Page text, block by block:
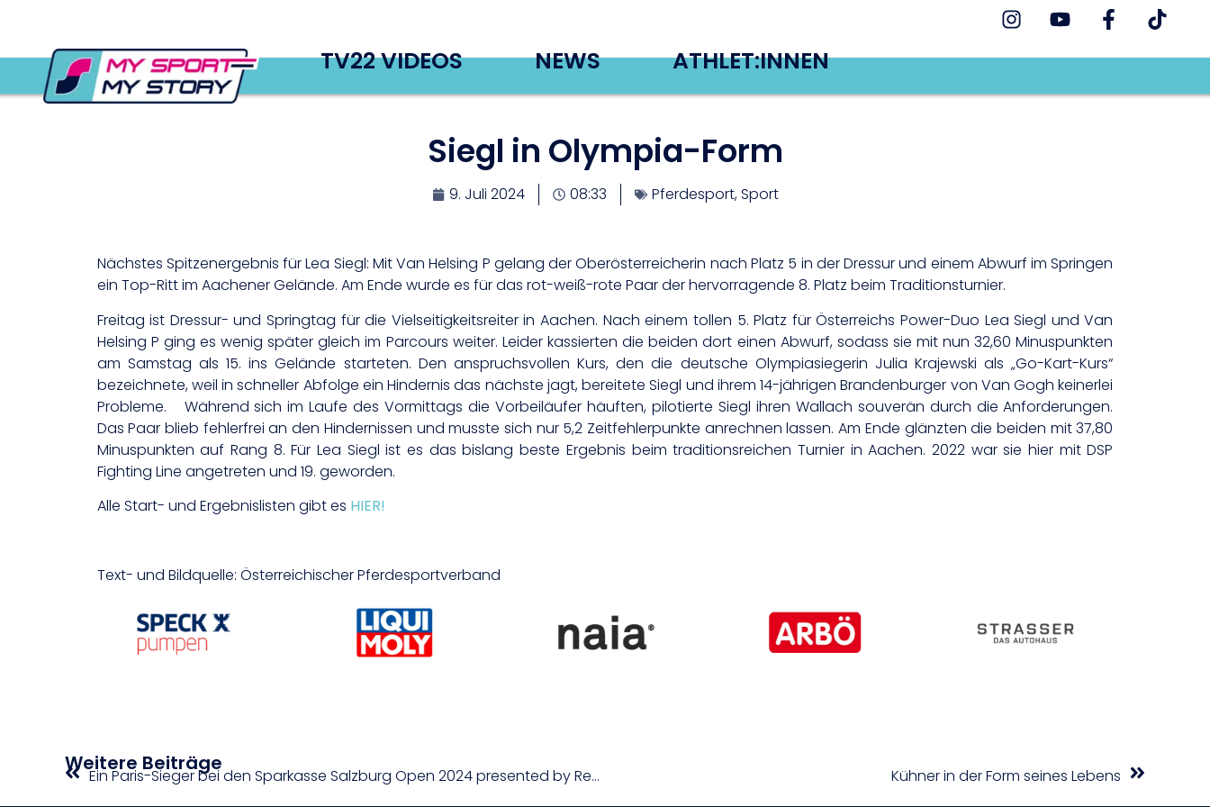
TV22 VIDEOS NEWS ATHLET:INNEN
Siegl in Olympia-Form
9. Juli 2024 08:33 Pferdesport,Sport
Nächstes Spitzenergebnis für Lea Siegl: Mit Van Helsing P gelang der Oberösterreicherin nach Platz 5 in der Dressur und einem Abwurf im Springen
ein Top-Ritt im Aachener Gelände. Am Ende wurde es für das rot-weiß-rote Paar der hervorragende 8. Platz beim Traditionsturnier.
Freitag ist Dressur- und Springtag für die Vielseitigkeitsreiter in Aachen. Nach einem tollen 5. Platz für Österreichs Power-Duo Lea Siegl und Van
Helsing P ging es wenig später gleich im Parcours weiter. Leider kassierten die beiden dort einen Abwurf, sodass sie mit nun 32,60 Minuspunkten
am Samstag als 15. ins Gelände starteten. Den anspruchsvollen Kurs, den die deutsche Olympiasiegerin Julia Krajewski als „Go-Kart-Kurs“
bezeichnete, weil in schneller Abfolge ein Hindernis das nächste jagt, bereitete Siegl und ihrem 14-jährigen Brandenburger von Van Gogh keinerlei
Probleme. Während sich im Laufe des Vormittags die Vorbeiläufer häuften, pilotierte Siegl ihren Wallach souverän durch die Anforderungen.
Das Paar blieb fehlerfrei an den Hindernissen und musste sich nur 5,2 Zeitfehlerpunkte anrechnen lassen. Am Ende glänzten die beiden mit 37,80
Minuspunkten auf Rang 8. Für Lea Siegl ist es das bislang beste Ergebnis beim traditionsreichen Turnier in Aachen. 2022 war sie hier mit DSP
Fighting Line angetreten und 19. geworden.
Alle Start- und Ergebnislisten gibt es HIER!
Text- und Bildquelle: Österreichischer Pferdesportverband
Weitere Beiträge Ein Paris-Sieger bei den Sparkasse Salzburg Open 2024 presented by Reform Kühner in der Form seines Lebens